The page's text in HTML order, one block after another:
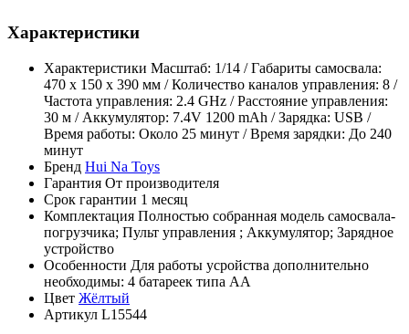
Характеристики
Характеристики Масштаб: 1/14 / Габариты самосвала:
470 х 150 х 390 мм / Количество каналов управления: 8 /
Частота управления: 2.4 GHz / Расстояние управления:
30 м / Аккумулятор: 7.4V 1200 mAh / Зарядка: USB /
Время работы: Около 25 минут / Время зарядки: До 240
минут
Бренд Hui Na Toys
Гарантия От производителя
Срок гарантии 1 месяц
Комплектация Полностью собранная модель самосвала-
погрузчика; Пульт управления ; Аккумулятор; Зарядное
устройство
Особенности Для работы усройства дополнительно
необходимы: 4 батареек типа АА
Цвет Жёлтый
Артикул L15544